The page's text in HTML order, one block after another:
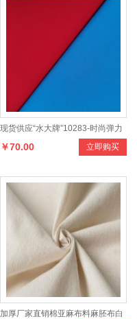
现货供应“水大牌”10283-时尚弹力
雅格系列面料产品，设计新颖，款
男女时新服装
立即购买
￥70.00
加厚厂家直销棉亚麻布料麻胚布白